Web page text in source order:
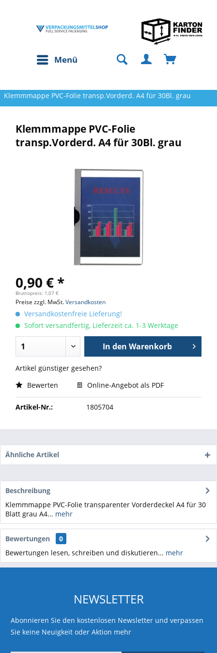
Menü
Klemmmappe PVC-Folie transp.Vorderd. A4 für 30Bl. grau
Klemmmappe PVC-Folie
transp.Vorderd. A4 für 30Bl. grau
0,90 € *
Bruttopreis: 1,07 €
Preise zzgl. MwSt.Versandkosten
Versandkostenfreie Lieferung!
Sofort versandfertig, Lieferzeit ca. 1-3 Werktage
In den Warenkorb
Artikel günstiger gesehen?
Bewerten
Online-Angebot als PDF
Artikel-Nr.: 1805704
Ähnliche Artikel
Beschreibung
Klemmmappe PVC-Folie transparenter Vorderdeckel A4 für 30
Blatt grau A4... mehr
Bewertungen
0
Bewertungen lesen, schreiben und diskutieren... mehr
NEWSLETTER
Abonnieren Sie den kostenlosen Newsletter und verpassen
Sie keine Neuigkeit oder Aktion mehr